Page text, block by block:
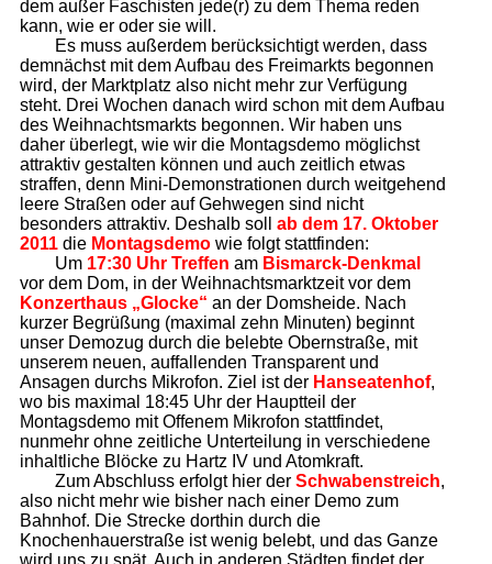
dem außer Faschisten jede(r) zu dem Thema reden
kann, wie er oder sie will.
Es muss außerdem berücksichtigt werden, dass
demnächst mit dem Aufbau des Freimarkts begonnen
wird, der Marktplatz also nicht mehr zur Verfügung
steht. Drei Wochen danach wird schon mit dem Aufbau
des Weihnachtsmarkts begonnen. Wir haben uns
daher überlegt, wie wir die Montagsdemo möglichst
attraktiv gestalten können und auch zeitlich etwas
straffen, denn Mini-Demonstrationen durch weitgehend
leere Straßen oder auf Gehwegen sind nicht
besonders attraktiv. Deshalb soll ab dem 17. Oktober
2011die Montagsdemowie folgt stattfinden:
Um 17:30 Uhr Treffen am Bismarck-Denkmal
vor dem Dom, in der Weihnachtsmarktzeit vor dem
Konzerthaus „Glocke“ an der Domsheide. Nach
kurzer Begrüßung (maximal zehn Minuten) beginnt
unser Demozug durch die belebte Obernstraße, mit
unserem neuen, auffallenden Transparent und
Ansagen durchs Mikrofon. Ziel ist der Hanseatenhof,
wo bis maximal 18:45 Uhr der Hauptteil der
Montagsdemo mit Offenem Mikrofon stattfindet,
nunmehr ohne zeitliche Unterteilung in verschiedene
inhaltliche Blöcke zu Hartz IV und Atomkraft.
Zum Abschluss erfolgt hier der Schwabenstreich,
also nicht mehr wie bisher nach einer Demo zum
Bahnhof. Die Strecke dorthin durch die
Knochenhauerstraße ist wenig belebt, und das Ganze
wird uns zu spät. Auch in anderen Städten findet der